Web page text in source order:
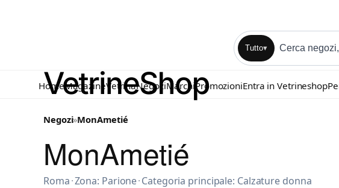
Tutto▾
HomeMagazineVetrinaNegoziMarchi PromozioniEntra in Vetrineshop
Negozi»MonAmetié
MonAmetié
Accessori moda a Roma
Roma·Zona: Parione·Categoria principale: Calzature donna